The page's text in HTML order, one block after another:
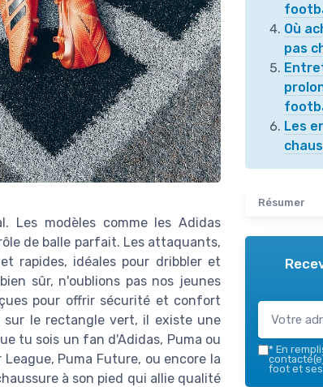
Les modèles comme les Adidas
de balle parfait. Les attaquants,
rapides, idéales pour dribbler et
sûr, n'oublions pas nos jeunes
pour offrir sécurité et confort
le rectangle vert, il existe une
tu sois un fan d'Adidas, Puma ou
Puma Future, ou encore la
à son pied qui allie qualité
Où
pas
Les
Résumer
* En
foot et